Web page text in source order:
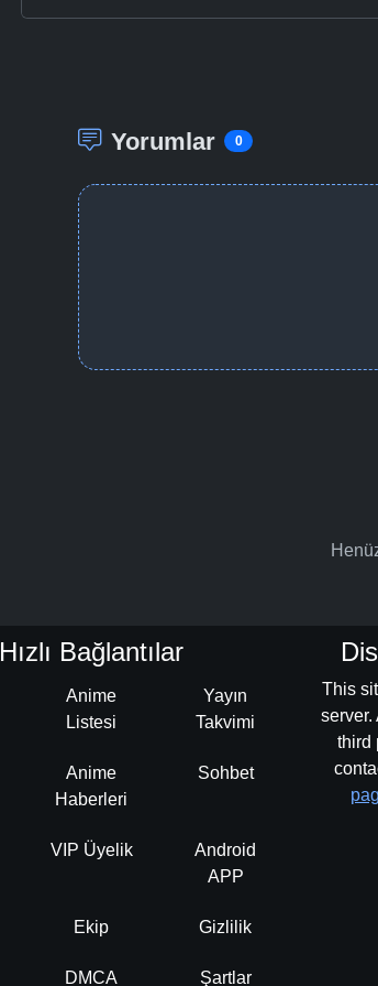
Yorumlar 0
Hızlı Bağlantılar
Anime
Listesi
Yayın
Takvimi
Anime
Haberleri
Sohbet
VIP Üyelik
Android
APP
Ekip Gizlilik
DMCA Şartlar
This
server.
third